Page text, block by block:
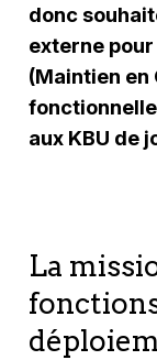
donc
externe
(Maintien
aux KBU de
La